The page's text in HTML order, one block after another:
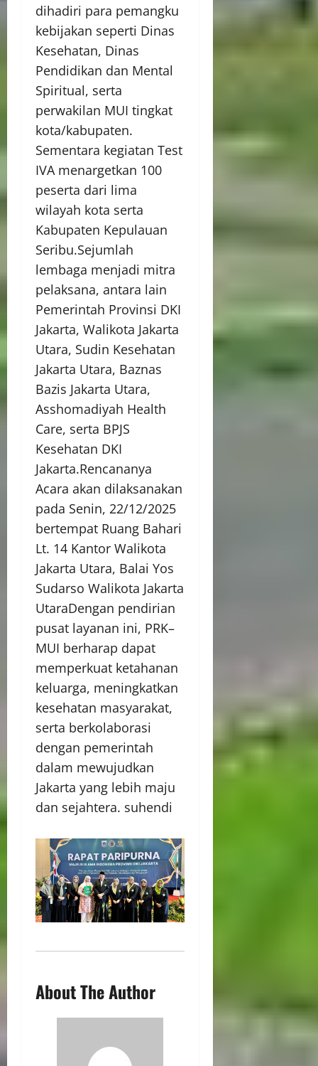
dihadiri para pemangku
kebijakan seperti Dinas
Kesehatan, Dinas
Pendidikan dan Mental
Spiritual, serta
perwakilan MUI tingkat
kota/kabupaten.
Sementara kegiatan Test
IVA menargetkan 100
peserta dari lima
wilayah kota serta
Kabupaten Kepulauan
Seribu.Sejumlah
lembaga menjadi mitra
pelaksana, antara lain
Pemerintah Provinsi DKI
Jakarta, Walikota Jakarta
Utara, Sudin Kesehatan
Jakarta Utara, Baznas
Bazis Jakarta Utara,
Asshomadiyah Health
Care, serta BPJS
Kesehatan DKI
Jakarta.Rencananya
Acara akan dilaksanakan
pada Senin, 22/12/2025
bertempat Ruang Bahari
Lt. 14 Kantor Walikota
Jakarta Utara, Balai Yos
Sudarso Walikota Jakarta
UtaraDengan pendirian
pusat layanan ini, PRK–
MUI berharap dapat
memperkuat ketahanan
keluarga, meningkatkan
kesehatan masyarakat,
serta berkolaborasi
dengan pemerintah
dalam mewujudkan
Jakarta yang lebih maju
dan sejahtera. suhendi
About The Author